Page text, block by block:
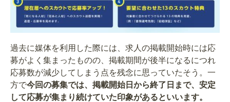
過去に媒体を利用した際には、求人の掲載開始時には応
募がよく集まったものの、掲載期間が後半になるにつれ
応募数が減少してしまう点を残念に思っていたそう。一
方で今回の募集では、掲載開始日から終了日まで、安定
して応募が集まり続けていた印象があるといいます。